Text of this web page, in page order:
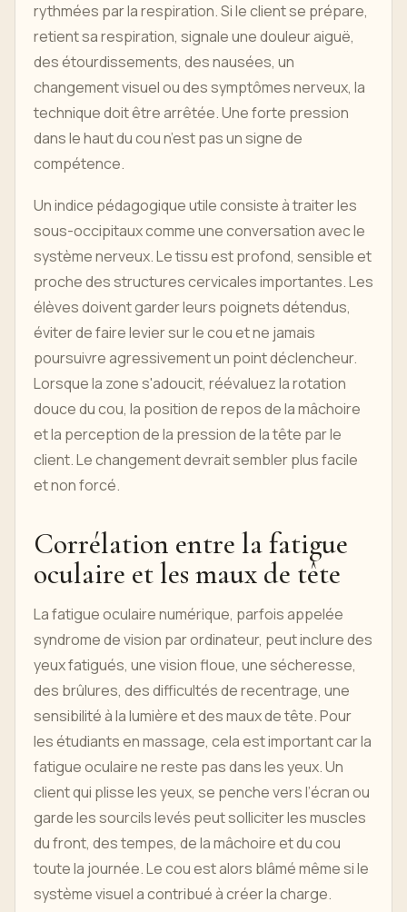
rythmées par la respiration. Si le client se prépare,
retient sa respiration, signale une douleur aiguë,
des étourdissements, des nausées, un
changement visuel ou des symptômes nerveux, la
technique doit être arrêtée. Une forte pression
dans le haut du cou n’est pas un signe de
compétence.
Un indice pédagogique utile consiste à traiter les
sous-occipitaux comme une conversation avec le
système nerveux. Le tissu est profond, sensible et
proche des structures cervicales importantes. Les
élèves doivent garder leurs poignets détendus,
éviter de faire levier sur le cou et ne jamais
poursuivre agressivement un point déclencheur.
Lorsque la zone s'adoucit, réévaluez la rotation
douce du cou, la position de repos de la mâchoire
et la perception de la pression de la tête par le
client. Le changement devrait sembler plus facile
et non forcé.
Corrélation entre la fatigue
oculaire et les maux de tête
La fatigue oculaire numérique, parfois appelée
syndrome de vision par ordinateur, peut inclure des
yeux fatigués, une vision floue, une sécheresse,
des brûlures, des difficultés de recentrage, une
sensibilité à la lumière et des maux de tête. Pour
les étudiants en massage, cela est important car la
fatigue oculaire ne reste pas dans les yeux. Un
client qui plisse les yeux, se penche vers l’écran ou
garde les sourcils levés peut solliciter les muscles
du front, des tempes, de la mâchoire et du cou
toute la journée. Le cou est alors blâmé même si le
système visuel a contribué à créer la charge.